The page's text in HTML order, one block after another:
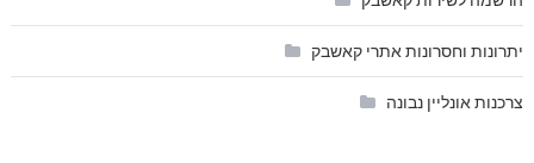
יתרונות וחסרונות אתרי קאשבק
צרכנות אונליין נבונה